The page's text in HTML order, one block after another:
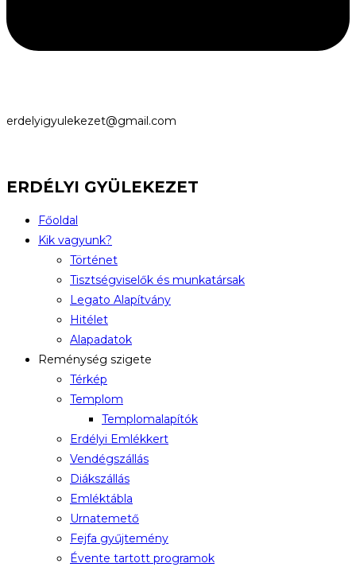
erdelyigyulekezet@gmail.com
ERDÉLYI GYÜLEKEZET
Főoldal
Kik vagyunk?
Történet
Tisztségviselők és munkatársak
Legato Alapítvány
Hitélet
Alapadatok
Reménység szigete
Térkép
Templom
Templomalapítók
Erdélyi Emlékkert
Vendégszállás
Diákszállás
Emléktábla
Urnatemető
Fejfa gyűjtemény
Évente tartott programok